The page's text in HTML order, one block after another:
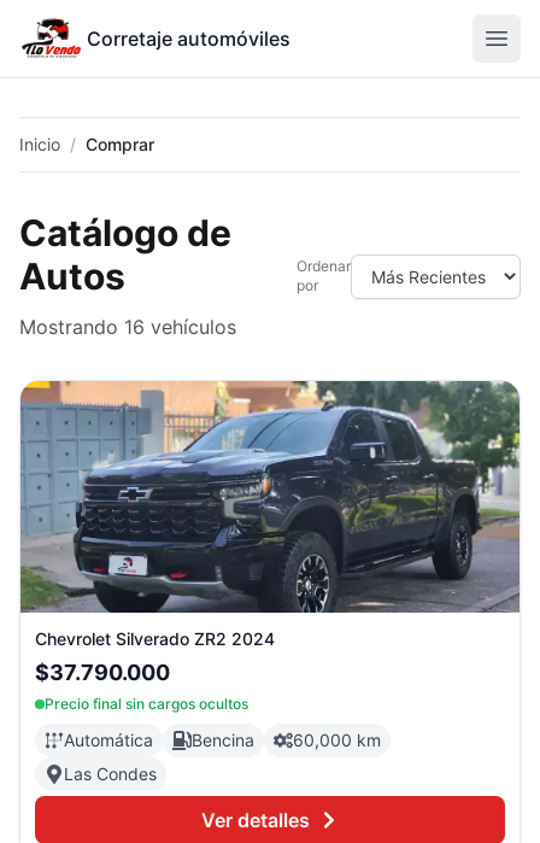
Corretaje automóviles
Inicio / Comprar
Catálogo de
Autos
Mostrando 16 vehículos
Ordenar
por
Chevrolet Silverado ZR2 2024
$37.790.000
Precio final sin cargos ocultos
Automática Bencina
60,000 km
Las Condes
Ver detalles